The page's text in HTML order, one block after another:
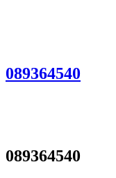
089364540
089364540